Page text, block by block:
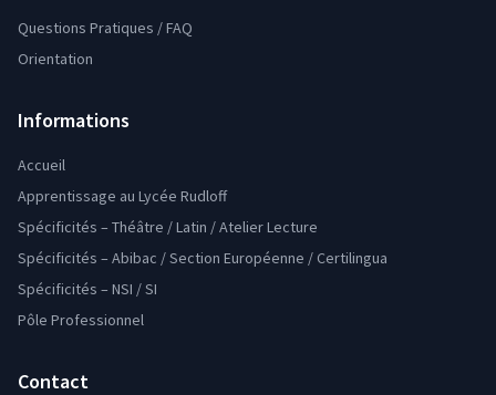
Questions Pratiques / FAQ
Orientation
Informations
Accueil
Apprentissage au Lycée Rudloff
Spécificités – Théâtre / Latin / Atelier Lecture
Spécificités – Abibac / Section Européenne / Certilingua
Spécificités – NSI / SI
Pôle Professionnel
Contact